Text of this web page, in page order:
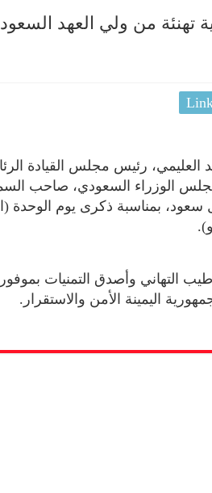
تهنئة من ولي العهد
رئيس مجلس القيادة
الوزراء السعودي، صاحب
بمناسبة ذكرى يوم الوحدة
التهاني وأصدق التمنيات
اليمينة الأمن والاستقرار.